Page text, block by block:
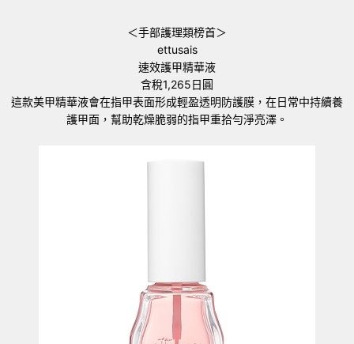
＜手部護理類榜首＞
ettusais
速效護甲精華液
含稅1,265日圓
這款美甲精華液會在指甲表面形成輕盈透明防護膜，在日常中持續養
護甲面，幫助乾燥脆弱的指甲重拾勻淨亮澤。